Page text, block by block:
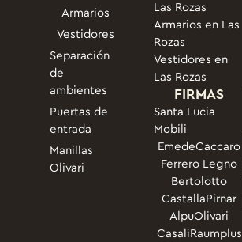
Armarios
Vestidores
Separación
de
ambientes
Puertas de
entrada
Manillas
Olivari
Las Rozas
Armarios en Las
Rozas
Vestidores en
Las Rozas
FIRMAS
Santa Lucia
Mobili
EmedeCaccaro
Ferrero Legno
Bertolotto
CastallaPirnar
AlpuOlivari
CasaliRaumplus